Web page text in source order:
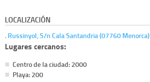
LOCALIZACIÓN
. Russinyol, S/n Cala Santandria (07760 Menorca)
Lugares cercanos:
Centro de la ciudad: 2000
Playa: 200